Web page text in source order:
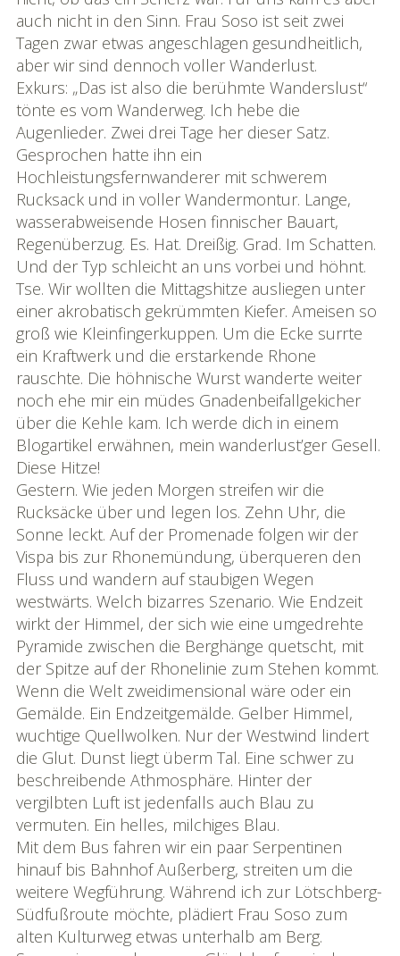
auch nicht in den Sinn. Frau Soso ist seit zwei
Tagen zwar etwas angeschlagen gesundheitlich,
aber wir sind dennoch voller Wanderlust.
Exkurs: „Das ist also die berühmte Wanderslust“
tönte es vom Wanderweg. Ich hebe die
Augenlieder. Zwei drei Tage her dieser Satz.
Gesprochen hatte ihn ein
Hochleistungsfernwanderer mit schwerem
Rucksack und in voller Wandermontur. Lange,
wasserabweisende Hosen finnischer Bauart,
Regenüberzug. Es. Hat. Dreißig. Grad. Im Schatten.
Und der Typ schleicht an uns vorbei und höhnt.
Tse. Wir wollten die Mittagshitze ausliegen unter
einer akrobatisch gekrümmten Kiefer. Ameisen so
groß wie Kleinfingerkuppen. Um die Ecke surrte
ein Kraftwerk und die erstarkende Rhone
rauschte. Die höhnische Wurst wanderte weiter
noch ehe mir ein müdes Gnadenbeifallgekicher
über die Kehle kam. Ich werde dich in einem
Blogartikel erwähnen, mein wanderlust’ger Gesell.
Diese Hitze!
Gestern. Wie jeden Morgen streifen wir die
Rucksäcke über und legen los. Zehn Uhr, die
Sonne leckt. Auf der Promenade folgen wir der
Vispa bis zur Rhonemündung, überqueren den
Fluss und wandern auf staubigen Wegen
westwärts. Welch bizarres Szenario. Wie Endzeit
wirkt der Himmel, der sich wie eine umgedrehte
Pyramide zwischen die Berghänge quetscht, mit
der Spitze auf der Rhonelinie zum Stehen kommt.
Wenn die Welt zweidimensional wäre oder ein
Gemälde. Ein Endzeitgemälde. Gelber Himmel,
wuchtige Quellwolken. Nur der Westwind lindert
die Glut. Dunst liegt überm Tal. Eine schwer zu
beschreibende Athmosphäre. Hinter der
vergilbten Luft ist jedenfalls auch Blau zu
vermuten. Ein helles, milchiges Blau.
Mit dem Bus fahren wir ein paar Serpentinen
hinauf bis Bahnhof Außerberg, streiten um die
weitere Wegführung. Während ich zur Lötschberg-
Südfußroute möchte, plädiert Frau Soso zum
alten Kulturweg etwas unterhalb am Berg.